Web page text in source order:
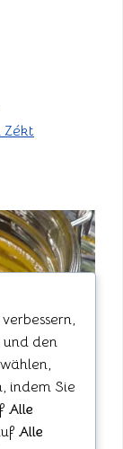
Zékt
den
indem Sie
Alle
Alle